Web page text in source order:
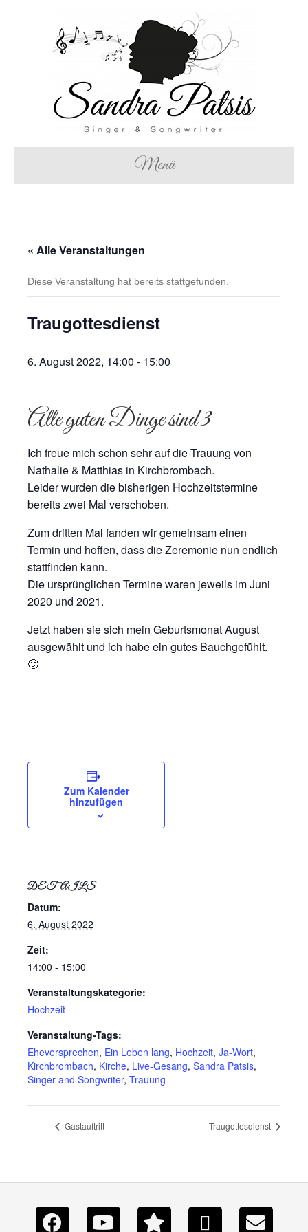
Menü
« Alle Veranstaltungen
Diese Veranstaltung hat bereits stattgefunden.
Traugottesdienst
6. August 2022, 14:00 - 15:00
Alle guten Dinge sind 3
Ich freue mich schon sehr auf die Trauung von
Nathalie & Matthias in Kirchbrombach.
Leider wurden die bisherigen Hochzeitstermine
bereits zwei Mal verschoben.
Zum dritten Mal fanden wir gemeinsam einen
Termin und hoffen, dass die Zeremonie nun endlich
stattfinden kann.
Die ursprünglichen Termine waren jeweils im Juni
2020 und 2021.
Jetzt haben sie sich mein Geburtsmonat August
ausgewählt und ich habe ein gutes Bauchgefühlt.
🙂
Zum Kalender
hinzufügen
DETAILS
Datum:
6. August 2022
Zeit:
14:00 - 15:00
Veranstaltungskategorie:
Hochzeit
Veranstaltung-Tags:
Eheversprechen, Ein Leben lang, Hochzeit, Ja-Wort,
Kirchbrombach, Kirche, Live-Gesang, Sandra Patsis,
Singer and Songwriter, Trauung
Gastauftritt Traugottesdienst